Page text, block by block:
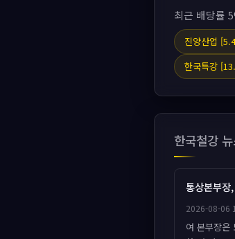
최근 배당률
진양산업
한국특강
한국철강
통상본부장
2026-08-06
여 본부장은